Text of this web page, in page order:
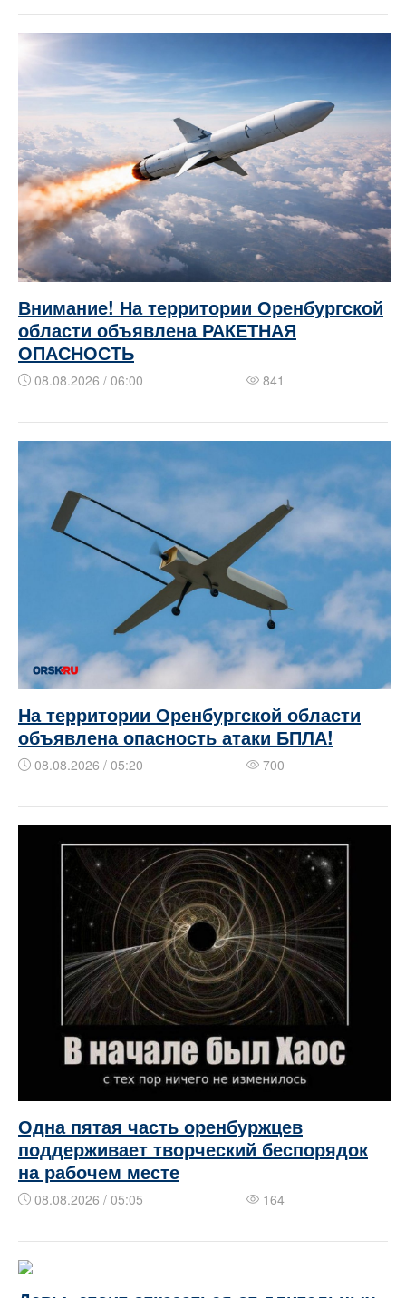
Внимание! На территории Оренбургской
области объявлена РАКЕТНАЯ
ОПАСНОСТЬ
08.08.2026 / 06:00 841
На территории Оренбургской области
объявлена опасность атаки БПЛА!
08.08.2026 / 05:20 700
Одна пятая часть оренбуржцев
поддерживает творческий беспорядок
на рабочем месте
08.08.2026 / 05:05 164